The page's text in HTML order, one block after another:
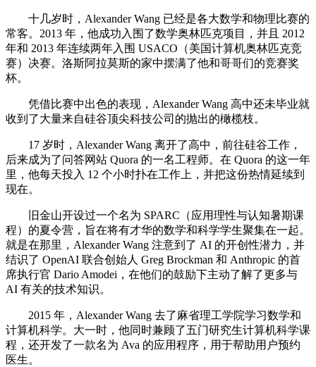
十几岁时，Alexander Wang 已经是各大数学和物理比赛的
常客。2013 年，他成功入围了数学奥林匹克项目，并且 2012
年和 2013 年连续两年入围 USACO（美国计算机奥林匹克竞
赛）决赛。洛斯阿拉莫斯的家中摆满了他和哥哥们的竞赛奖
杯。
凭借比赛中出色的表现，Alexander Wang 高中还未毕业就
收到了大量来自硅谷顶尖科技公司的抛出的橄榄枝。
17 岁时，Alexander Wang 离开了高中，前往硅谷工作，
后来成为了问答网站 Quora 的一名工程师。在 Quora 的这一年
里，他每天投入 12 个小时扑在工作上，并把这份热情延续到
现在。
旧金山开设过一个名为 SPARC（应用理性与认知暑期课
程）的夏令营，旨在将有才华的数学和科学学生聚集在一起。
就是在那里，Alexander Wang 注意到了 AI 的开创性潜力，并
结识了 OpenAI 联合创始人 Greg Brockman 和 Anthropic 的首
席执行官 Dario Amodei，在他们的鼓励下主动了解了更多与
AI 有关的技术知识。
2015 年，Alexander Wang 去了麻省理工学院学习数学和
计算机科学。大一时，他同时兼顾了五门研究生计算机科学课
程，还开发了一款名为 Ava 的应用程序，用于帮助用户预约
医生。